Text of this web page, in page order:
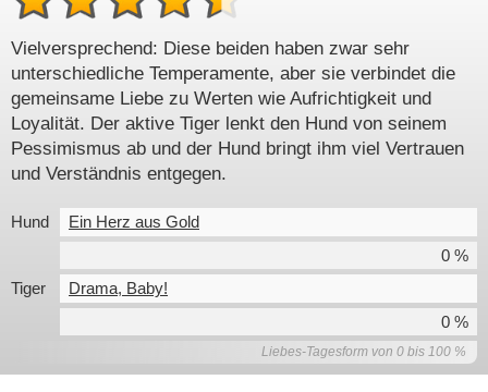
Vielversprechend: Diese beiden haben zwar sehr
unterschiedliche Temperamente, aber sie verbindet die
gemeinsame Liebe zu Werten wie Aufrichtigkeit und
Loyalität. Der aktive Tiger lenkt den Hund von seinem
Pessimismus ab und der Hund bringt ihm viel Vertrauen
und Verständnis entgegen.
Hund
Ein Herz aus Gold
0 %
Tiger
Drama, Baby!
0 %
Liebes-Tagesform von 0 bis 100 %